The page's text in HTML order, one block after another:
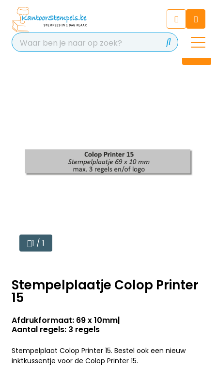
Chat 24/7 met onze chatbot
voor hulp
Contact
1 / 1
Stempelplaatje Colop Printer
15
Afdrukformaat: 69 x 10mm
Aantal regels: 3 regels
Stempelplaat Colop Printer 15. Bestel ook een nieuw
inktkussentje voor de Colop Printer 15.